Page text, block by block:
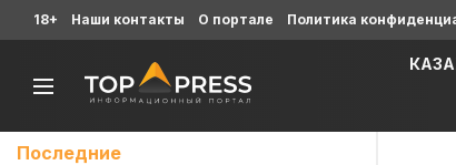
Последние
18+ Наши контакты О портале Политика